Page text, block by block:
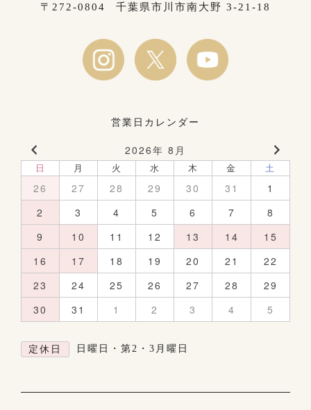
〒272-0804 千葉県市川市南大野 3-21-18
営業日カレンダー
2026年 8月
日 月 火 水 木 金 土
26 27 28 29 30 31
1
2
3 4 5 6 7
8
9
10 11 12 13 14
15
16
17 18 19 20 21
22
23
24 25 26 27 28
29
30
31 1 2 3 4 5
定休日 日曜日・第2・3月曜日